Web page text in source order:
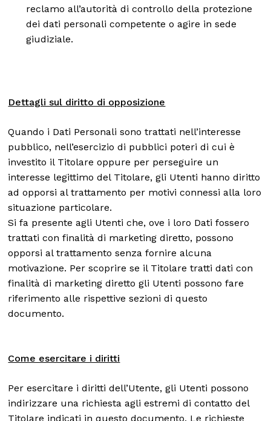
reclamo all’autorità di controllo della protezione
dei dati personali competente o agire in sede
giudiziale.
Dettagli sul diritto di opposizione
Quando i Dati Personali sono trattati nell’interesse
pubblico, nell’esercizio di pubblici poteri di cui è
investito il Titolare oppure per perseguire un
interesse legittimo del Titolare, gli Utenti hanno diritto
ad opporsi al trattamento per motivi connessi alla loro
situazione particolare.
Si fa presente agli Utenti che, ove i loro Dati fossero
trattati con finalità di marketing diretto, possono
opporsi al trattamento senza fornire alcuna
motivazione. Per scoprire se il Titolare tratti dati con
finalità di marketing diretto gli Utenti possono fare
riferimento alle rispettive sezioni di questo
documento.
Come esercitare i diritti
Per esercitare i diritti dell’Utente, gli Utenti possono
indirizzare una richiesta agli estremi di contatto del
Titolare indicati in questo documento. Le richieste